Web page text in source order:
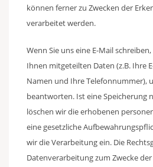
können ferner zu Zwecken der
verarbeitet werden.
Wenn Sie uns eine E-Mail
Ihnen mitgeteilten Daten (z.B. Ihre
Namen und Ihre Telefonnummer),
beantworten. Ist eine Speicherung
löschen wir die erhobenen
eine gesetzliche
wir die Verarbeitung ein. Die
Datenverarbeitung zum Zwecke